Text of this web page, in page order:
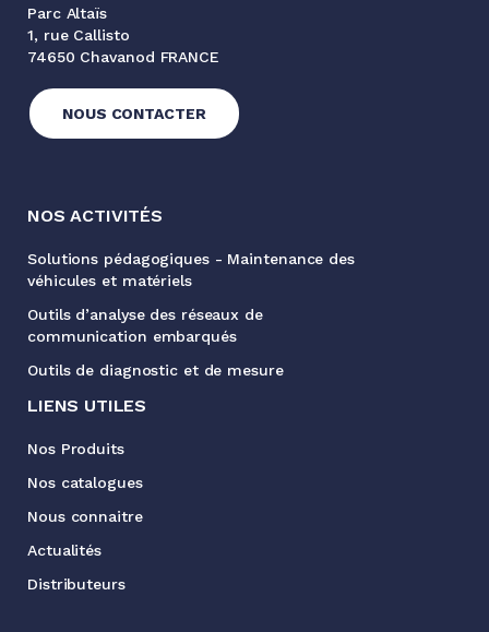
Parc Altaïs
1, rue Callisto
74650 Chavanod FRANCE
NOUS CONTACTER
NOS ACTIVITÉS
Solutions pédagogiques - Maintenance des
véhicules et matériels
Outils d’analyse des réseaux de
communication embarqués
Outils de diagnostic et de mesure
LIENS UTILES
Nos Produits
Nos catalogues
Nous connaitre
Actualités
Distributeurs